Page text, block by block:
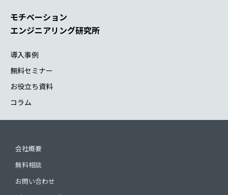
モチベーション
エンジニアリング研究所
導入事例
無料セミナー
お役立ち資料
コラム
会社概要
無料相談
お問い合わせ